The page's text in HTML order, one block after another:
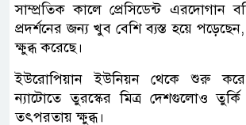
সাম্প্রতিক কালে প্রেসিডেন্ট এরদোগান
প্রদর্শনের জন্য খুব বেশি ব্যস্ত হয়ে
ক্ষুব্ধ করেছে।
ইউরোপিয়ান ইউনিয়ন থেকে শুরু করে
ন্যাটোতে তুরস্কের মিত্র দেশগুলোও তুর্কি
তৎপরতায় ক্ষুব্ধ।